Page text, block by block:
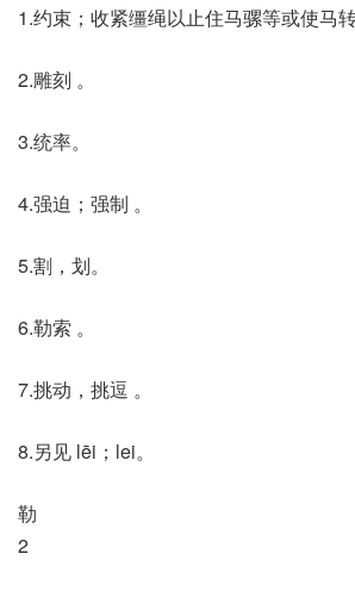
1.约束；收紧缰绳以止住马骡等或使马转
2.雕刻 。
3.统率。
4.强迫；强制 。
5.割，划。
6.勒索 。
7.挑动，挑逗 。
8.另见 lēi；lei。
勒
2